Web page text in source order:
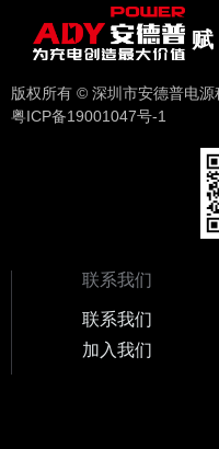
版权所有 © 深圳市安德普电
粤ICP备19001047号-1
联系我们
联系我们
加入我们